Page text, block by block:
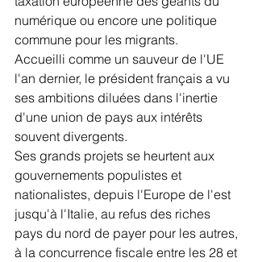
numérique ou encore une politique
commune pour les migrants.
Accueilli comme un sauveur de l'UE
l'an dernier, le président français a vu
ses ambitions diluées dans l'inertie
d'une union de pays aux intérêts
souvent divergents.
Ses grands projets se heurtent aux
gouvernements populistes et
nationalistes, depuis l'Europe de l'est
jusqu'à l'Italie, au refus des riches
pays du nord de payer pour les autres,
à la concurrence fiscale entre les 28 et